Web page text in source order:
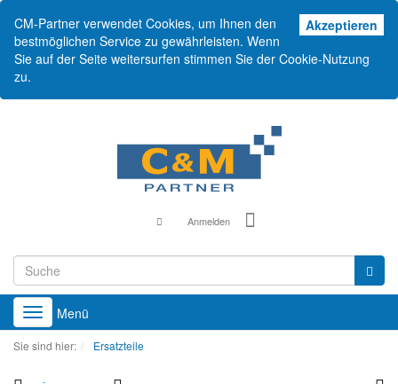
Akzeptieren
CM-Partner verwendet Cookies, um Ihnen den
bestmöglichen Service zu gewährleisten. Wenn
Sie auf der Seite weitersurfen stimmen Sie der Cookie-Nutzung
zu.
Anmelden
Toggle
navigation
Menü
Sie sind hier: Ersatzteile